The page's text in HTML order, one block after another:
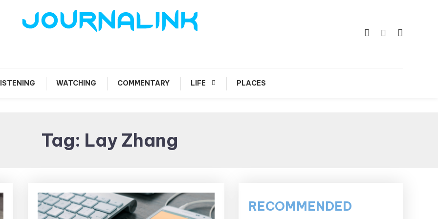
WATCHING COMMENTARY LIFE PLACES
Tag: Lay Zhang
RECOMMENDED